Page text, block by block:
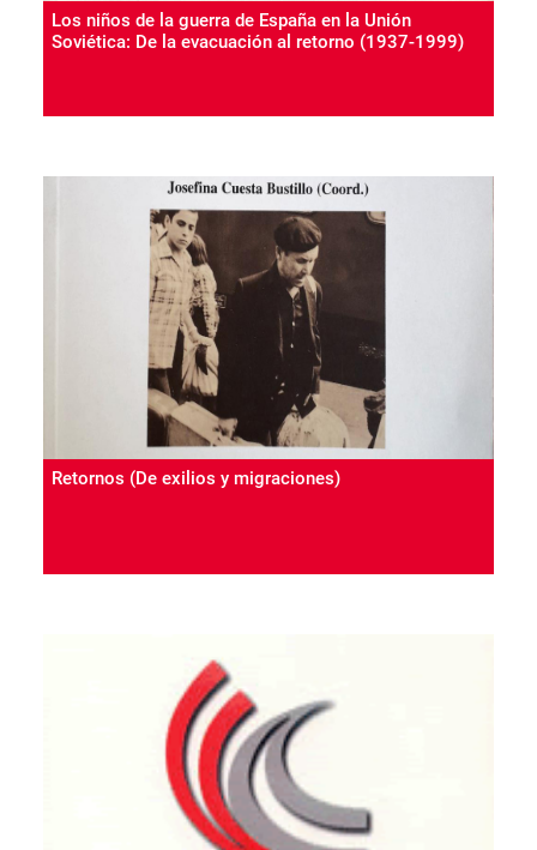
Los niños de la guerra de España en la Unión
Soviética: De la evacuación al retorno (1937-1999)
Retornos (De exilios y migraciones)